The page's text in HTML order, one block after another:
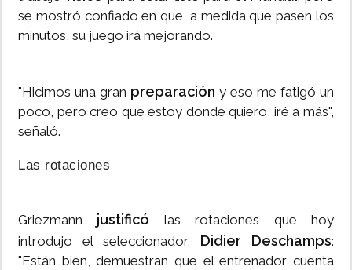
se mostró confiado en que, a medida que pasen los
minutos, su juego irá mejorando.
"Hicimos una gran preparación y eso me fatigó un
poco, pero creo que estoy donde quiero, iré a más",
señaló.
Las rotaciones
Griezmann justificó las rotaciones que hoy
introdujo el seleccionador, Didier Deschamps:
"Están bien, demuestran que el entrenador cuenta